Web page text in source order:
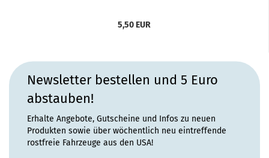
5,50 EUR
Newsletter bestellen und 5 Euro
abstauben!
Erhalte Angebote, Gutscheine und Infos zu neuen
Produkten sowie über wöchentlich neu eintreffende
rostfreie Fahrzeuge aus den USA!